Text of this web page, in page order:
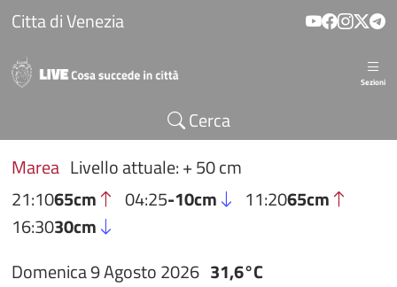
Salta al contenuto principale
Citta di Venezia
Sezioni
Cerca
Marea Livello attuale: + 50 cm
21:1065cm 04:25-10cm 11:2065cm
16:3030cm
Domenica 9 Agosto 2026 31,6°C